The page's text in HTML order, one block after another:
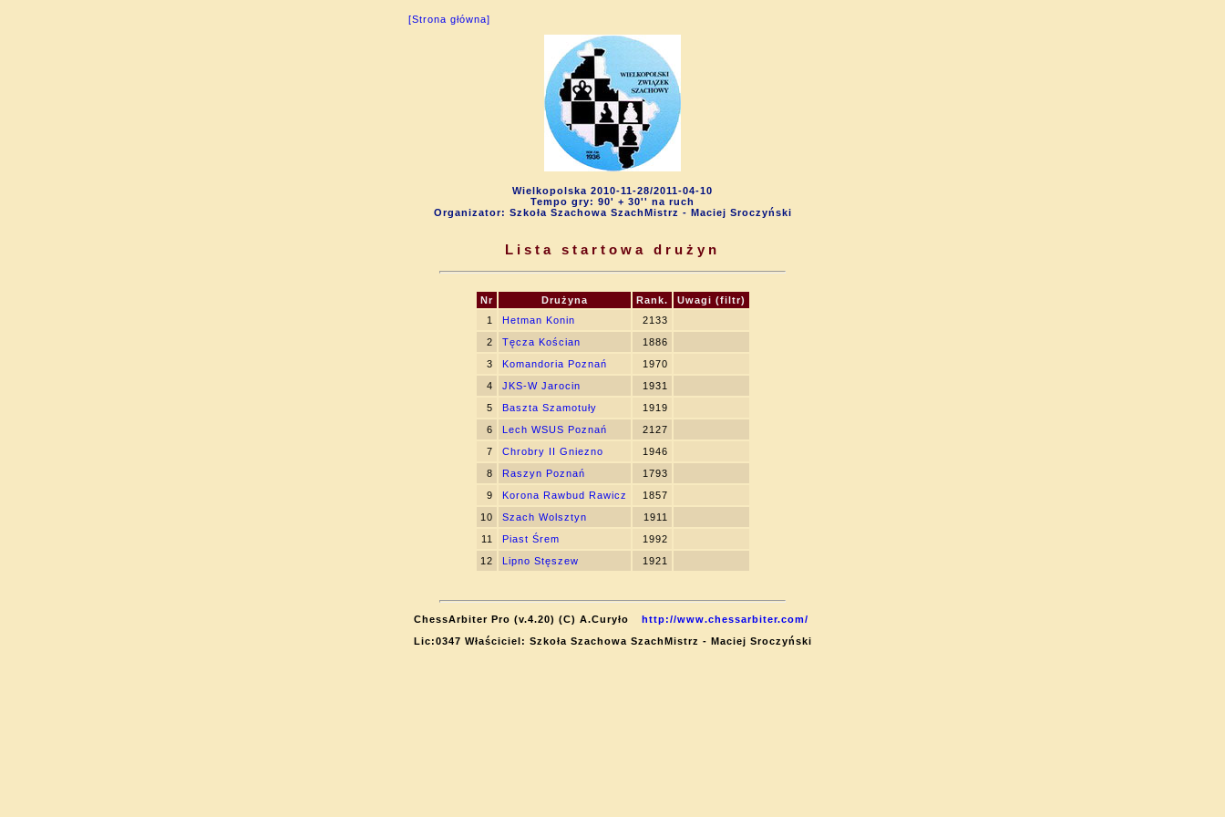
[Strona główna]
Wielkopolska 2010-11-28/2011-04-10
Tempo gry: 90' + 30'' na ruch
Organizator: Szkoła Szachowa SzachMistrz - Maciej Sroczyński
Lista startowa drużyn
Nr Drużyna Rank.
Uwagi (filtr)
1
Hetman Konin
2133
2
Tęcza Kościan
1886
3
Komandoria Poznań
1970
4
JKS-W Jarocin
1931
5
Baszta Szamotuły
1919
6
Lech WSUS Poznań
2127
7
Chrobry II Gniezno
1946
8
Raszyn Poznań
1793
9
Korona Rawbud Rawicz
1857
10
Szach Wolsztyn
1911
11
Piast Śrem
1992
12
Lipno Stęszew 1921
ChessArbiter Pro (v.4.20) (C) A.Curyło
http://www.chessarbiter.com/
Lic:0347 Właściciel: Szkoła Szachowa SzachMistrz - Maciej Sroczyński